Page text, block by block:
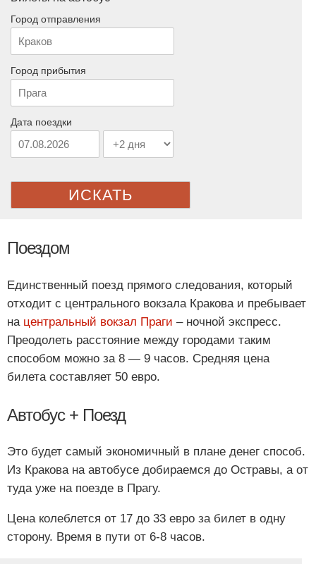
Город отправления
Город прибытия
Дата поездки
ИСКАТЬ
Поездом
Единственный поезд прямого следования, который
отходит с центрального вокзала Кракова и пребывает
на центральный вокзал Праги – ночной экспресс.
Преодолеть расстояние между городами таким
способом можно за 8 — 9 часов. Средняя цена
билета составляет 50 евро.
Автобус + Поезд
Это будет самый экономичный в плане денег способ.
Из Кракова на автобусе добираемся до Остравы, а от
туда уже на поезде в Прагу.
Цена колеблется от 17 до 33 евро за билет в одну
сторону. Время в пути от 6-8 часов.